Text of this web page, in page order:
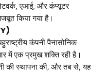
एआई, और कंप्यूटर
किया गया है।
)
कंपनी पैनासोनिक
में एक प्रमुख शक्ति रही है।
की स्थापना की, और तब से, यह